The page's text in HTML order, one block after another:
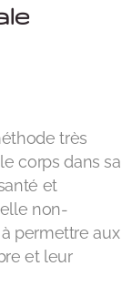
très
corps dans sa
et
non-
permettre aux
et leur